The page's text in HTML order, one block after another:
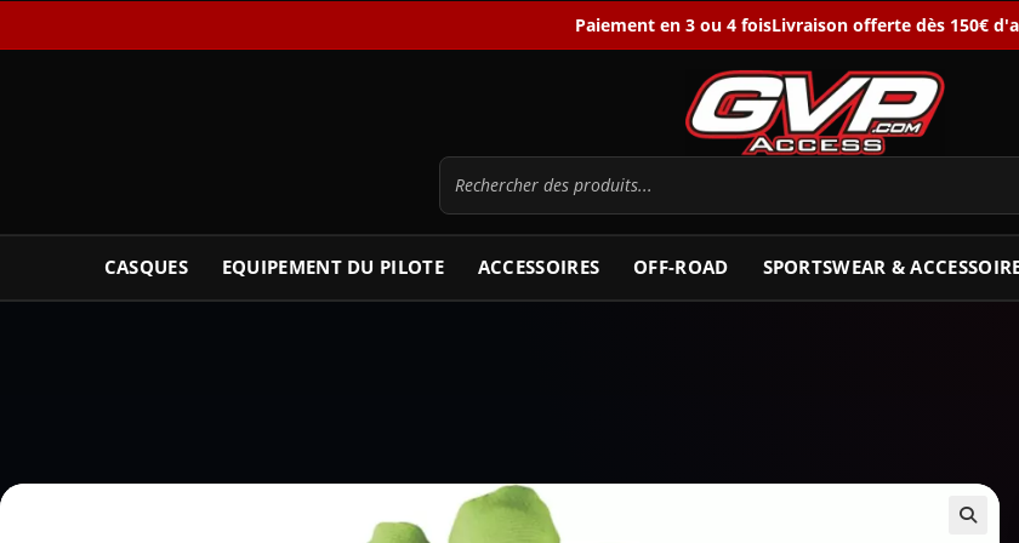
Paiement en 3 ou 4 foisLivraison offerte dès 150€
CASQUES EQUIPEMENT DU PILOTE ACCESSOIRES OFF-ROAD SPORTSWEAR &